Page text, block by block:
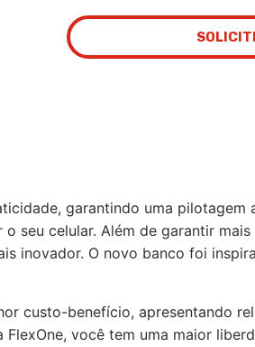
garantindo uma pilotagem
seu celular. Além de garantir
inovador. O novo banco foi
custo-benefício, apresentando
você tem uma maior